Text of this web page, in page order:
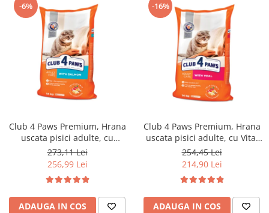
-6%
Club 4 Paws Premium, Hrana
uscata pisici adulte, cu
Somon, 14kg
273,11 Lei
256,99 Lei
ADAUGA IN COS
-16%
Club 4 Paws Premium, Hrana
uscata pisici adulte, cu Vita,
14kg
254,45 Lei
214,90 Lei
ADAUGA IN COS